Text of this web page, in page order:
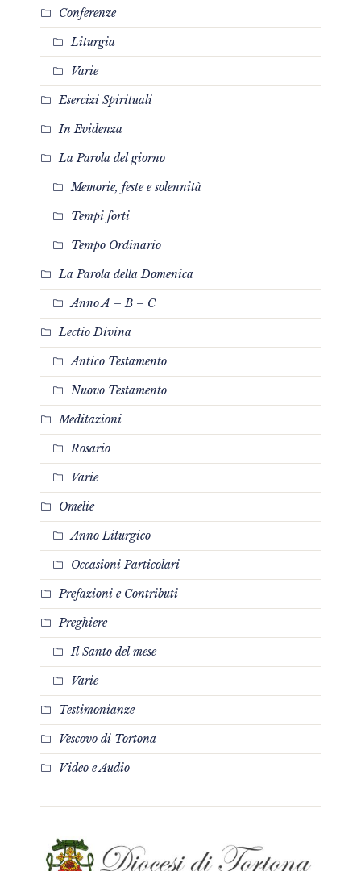
Conferenze
Liturgia
Varie
Esercizi Spirituali
In Evidenza
La Parola del giorno
Memorie, feste e solennità
Tempi forti
Tempo Ordinario
La Parola della Domenica
Anno A – B – C
Lectio Divina
Antico Testamento
Nuovo Testamento
Meditazioni
Rosario
Varie
Omelie
Anno Liturgico
Occasioni Particolari
Prefazioni e Contributi
Preghiere
Il Santo del mese
Varie
Testimonianze
Vescovo di Tortona
Video e Audio